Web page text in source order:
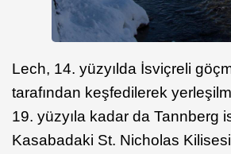
Lech, 14. yüzyılda İsviçreli
tarafından keşfedilerek
19. yüzyıla kadar da Tannberg
Kasabadaki St. Nicholas